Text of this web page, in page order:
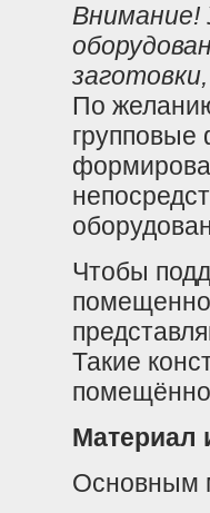
Внимание!
По
групповые
Чтобы
Такие
Материал
Основным